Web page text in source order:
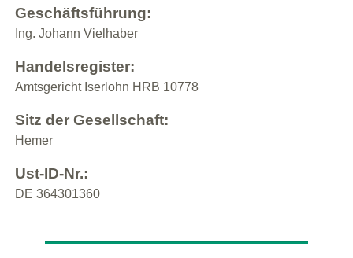
Geschäftsführung:
Ing. Johann Vielhaber
Handelsregister:
Amtsgericht Iserlohn HRB 10778
Sitz der Gesellschaft:
Hemer
Ust-ID-Nr.:
DE 364301360